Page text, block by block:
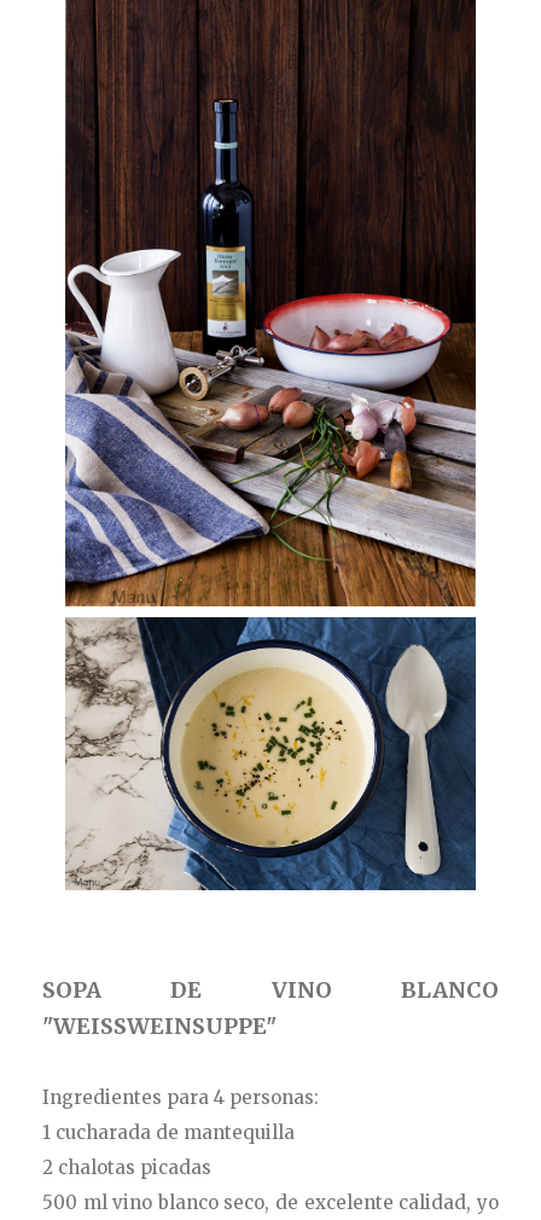
SOPA DE VINO BLANCO
"WEISSWEINSUPPE"
Ingredientes para 4 personas:
1 cucharada de mantequilla
2 chalotas picadas
500 ml vino blanco seco, de excelente calidad, yo